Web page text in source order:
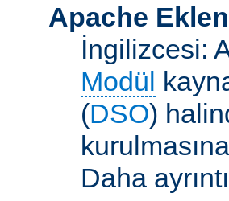
Apache
İngilizcesi:
Modül
(DSO)
Daha